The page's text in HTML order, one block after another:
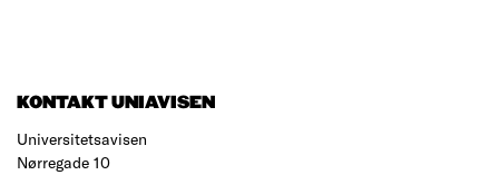
KONTAKT UNIAVISEN
Universitetsavisen
Nørregade 10